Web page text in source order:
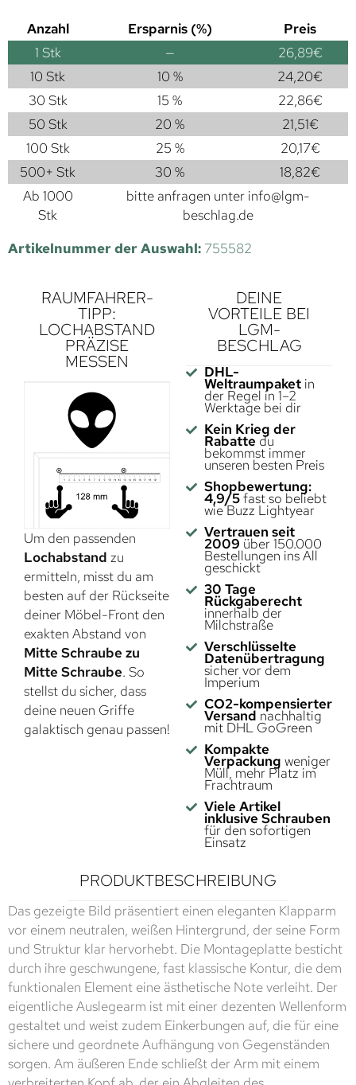
Anzahl Ersparnis (%)
Preis
1 Stk — 26,89€
10 Stk
10 % 24,20€
30 Stk
15 % 22,86€
50 Stk
20 % 21,51€
100 Stk
25 % 20,17€
500+ Stk
30 % 18,82€
Ab 1000
Stk
bitte anfragen unter info@lgm-
beschlag.de
Artikelnummer der Auswahl: 755582
RAUMFAHRER-
TIPP:
LOCHABSTAND
PRÄZISE
MESSEN
Um den passenden
Lochabstand zu
ermitteln, misst du am
besten auf der Rückseite
deiner Möbel-Front den
exakten Abstand von
Mitte Schraube zu
Mitte Schraube. So
stellst du sicher, dass
deine neuen Griffe
galaktisch genau passen!
DEINE
VORTEILE BEI
LGM-
BESCHLAG
DHL-
Weltraumpaketin
der Regel in 1–2
Werktage bei dir
Kein Krieg der
Rabatte du
bekommst immer
unseren besten Preis
Shopbewertung:
4,9/5fast so beliebt
wie Buzz Lightyear
Vertrauen seit
2009 über 150.000
Bestellungen ins All
geschickt
30 Tage
Rückgaberecht
innerhalb der
Milchstraße
Verschlüsselte
Datenübertragung
sicher vor dem
Imperium
CO2-kompensierter
Versand nachhaltig
mit DHL GoGreen
Kompakte
Verpackung weniger
Müll, mehr Platz im
Frachtraum
Viele Artikel
inklusive Schrauben
für den sofortigen
Einsatz
PRODUKTBESCHREIBUNG
Das gezeigte Bild präsentiert einen eleganten Klapparm
vor einem neutralen, weißen Hintergrund, der seine Form
und Struktur klar hervorhebt. Die Montageplatte besticht
durch ihre geschwungene, fast klassische Kontur, die dem
funktionalen Element eine ästhetische Note verleiht. Der
eigentliche Auslegearm ist mit einer dezenten Wellenform
gestaltet und weist zudem Einkerbungen auf, die für eine
sichere und geordnete Aufhängung von Gegenständen
sorgen. Am äußeren Ende schließt der Arm mit einem